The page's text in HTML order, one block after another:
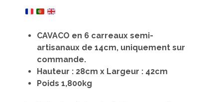
CAVACO en 6 carreaux semi-
artisanaux de 14cm, uniquement sur
commande.
Hauteur : 28cm x Largeur : 42cm
Poids 1,800kg